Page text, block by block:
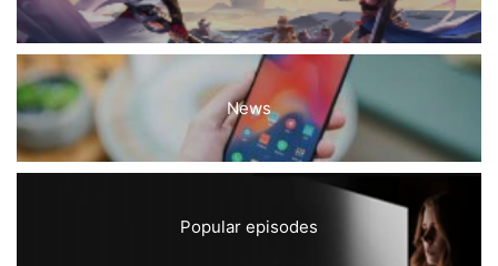
News
Popular episodes